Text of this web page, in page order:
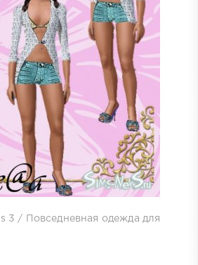
3 /
Повседневная одежда для